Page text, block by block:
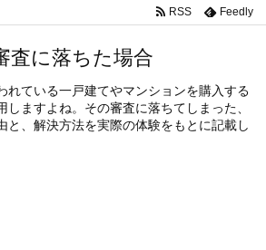
RSS Feedly
査に落ちた場合
れている一戸建てやマンションを購入する
ますよね。その審査に落ちてしまった、
と、解決方法を実際の体験をもとに記載し